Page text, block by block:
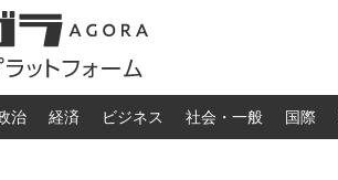
治 経済 ビジネス 社会・一般 国際